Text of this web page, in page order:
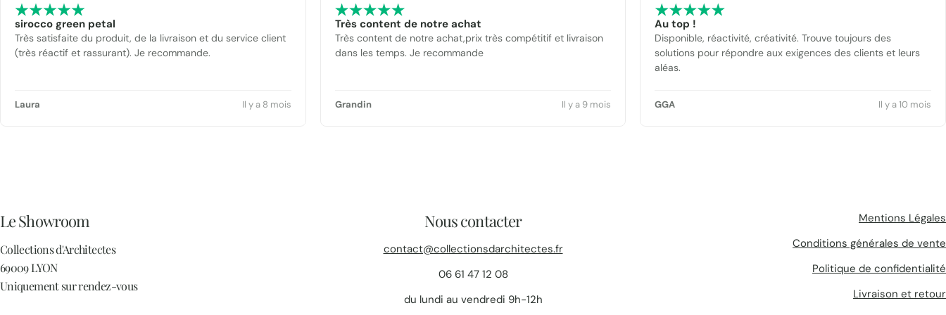
sirocco green petal
Très satisfaite du produit, de la livraison et du service client
(très réactif et rassurant). Je recommande.
Laura Il y a 8 mois
Très content de notre achat
Très content de notre achat,prix très compétitif et livraison
dans les temps. Je recommande
Grandin Il y a 9 mois
Au top !
Disponible, réactivité, créativité. Trouve toujours des
solutions pour répondre aux exigences des clients et leurs
aléas.
GGA Il y a 10 mois
Le Showroom
Collections d'Architectes
69009 LYON
Uniquement sur rendez-vous
Nous contacter
contact@collectionsdarchitectes.fr
06 61 47 12 08
du lundi au vendredi 9h-12h
Mentions Légales
Conditions générales de vente
Politique de confidentialité
Livraison et retour